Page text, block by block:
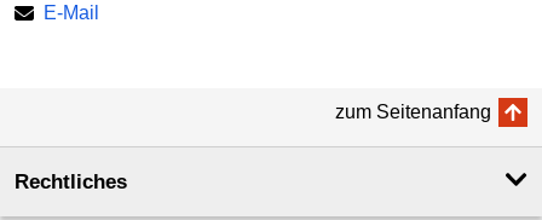
E-Mail
zum Seitenanfang
Rechtliches